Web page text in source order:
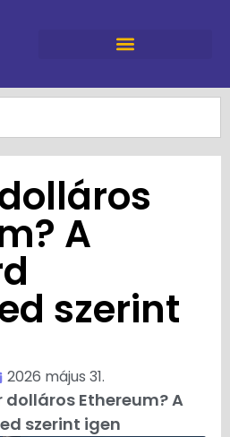
A
szerint
2026 május 31.
dolláros Ethereum? A
szerint igen